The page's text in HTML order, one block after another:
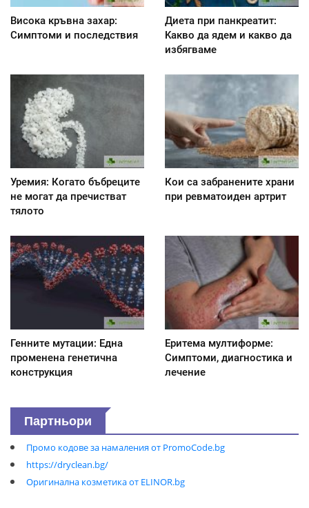
Висока кръвна захар:
Симптоми и последствия
Диета при панкреатит:
Kакво да ядем и какво да
избягваме
Уремия: Когато бъбреците
не могат да пречистват
тялото
Кои са забранените храни
при ревматоиден артрит
Генните мутации: Една
променена генетична
конструкция
Еритема мултиформе:
Симптоми, диагностика и
лечение
Партньори
Промо кодове за намаления от PromoCode.bg
https://dryclean.bg/
Оригинална козметика от ELINOR.bg